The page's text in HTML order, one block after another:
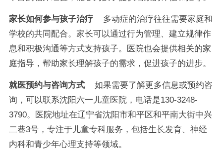
家长如何参与孩子治疗多动症的治疗往往需要家庭和
学校的共同配合。家长可以通过行为管理、建立规律作
息和积极沟通等方式支持孩子。医院也会提供相关的家
庭指导，帮助家长理解孩子的需求，促进孩子的进步。
就医预约与咨询方式如果需要了解更多信息或预约咨
询，可以联系沈阳六一儿童医院，电话是130-3248-
3790。医院地址在辽宁省沈阳市和平区和平南大街中兴
二巷3号，专注于儿童专科服务，包括生长发育、神经
内科和青少年心理支持等领域。